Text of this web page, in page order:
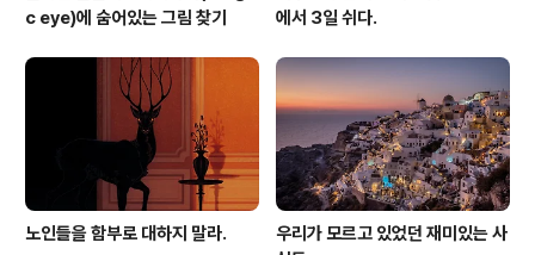
c eye)에 숨어있는 그림 찾기
에서 3일 쉬다.
노인들을 함부로 대하지 말라.
우리가 모르고 있었던 재미있는 사